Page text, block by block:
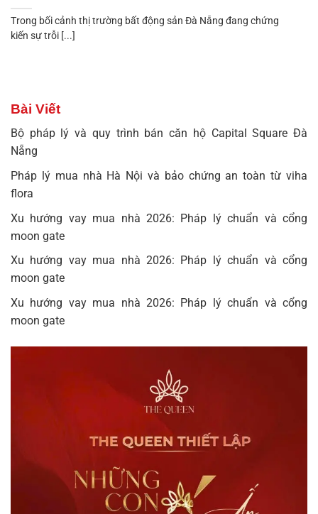
Trong bối cảnh thị trường bất động sản Đà Nẵng đang chứng
kiến sự trỗi [...]
Bài Viết
Bộ pháp lý và quy trình bán căn hộ Capital Square Đà
Nẵng
Pháp lý mua nhà Hà Nội và bảo chứng an toàn từ viha
flora
Xu hướng vay mua nhà 2026: Pháp lý chuẩn và cổng
moon gate
Xu hướng vay mua nhà 2026: Pháp lý chuẩn và cổng
moon gate
Xu hướng vay mua nhà 2026: Pháp lý chuẩn và cổng
moon gate